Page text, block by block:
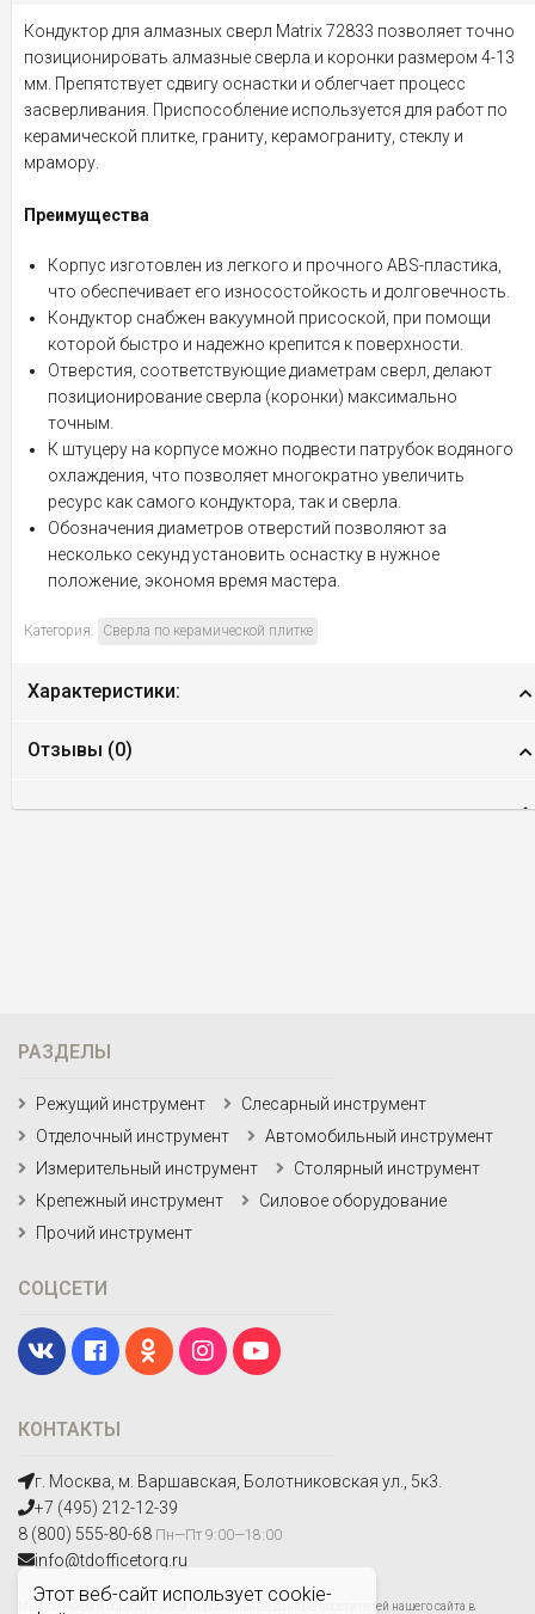
Этот веб-сайт использует cookie-
Кондуктор для алмазных сверл Matrix 72833 позволяет точно
позиционировать алмазные сверла и коронки размером 4-13
мм. Препятствует сдвигу оснастки и облегчает процесс
засверливания. Приспособление используется для работ по
керамической плитке, граниту, керамограниту, стеклу и
мрамору.
Преимущества
Корпус изготовлен из легкого и прочного ABS-пластика,
что обеспечивает его износостойкость и долговечность.
Кондуктор снабжен вакуумной присоской, при помощи
которой быстро и надежно крепится к поверхности.
Отверстия, соответствующие диаметрам сверл, делают
позиционирование сверла (коронки) максимально
точным.
К штуцеру на корпусе можно подвести патрубок водяного
охлаждения, что позволяет многократно увеличить
ресурс как самого кондуктора, так и сверла.
Обозначения диаметров отверстий позволяют за
несколько секунд установить оснастку в нужное
положение, экономя время мастера.
Категория: Сверла по керамической плитке
Характеристики:
Отзывы (0)
КОНТАКТЫ
г. Москва, м. Варшавская, Болотниковская ул., 5к3.
+7 (495) 212-12-39
8 (800) 555-80-68 Пн—Пт 9:00—18:00
info@tdofficetorg.ru
Мы получаем и обрабатываем персональные данные посетителей нашего сайта в
РАЗДЕЛЫ
Режущий инструмент
Слесарный инструмент
Отделочный инструмент
Автомобильный инструмент
Измерительный инструмент
Столярный инструмент
Крепежный инструмент
Силовое оборудование
Прочий инструмент
СОЦСЕТИ